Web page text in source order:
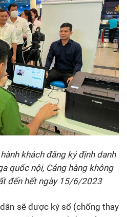
khách đăng ký định danh
quốc nội, Cảng hàng không
đến hết ngày 15/6/2023
sẽ được ký số (chống thay